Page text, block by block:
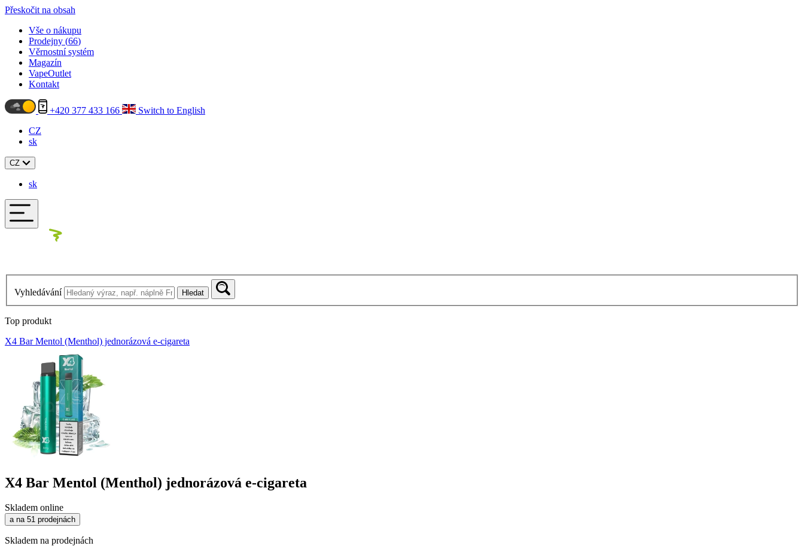
Přeskočit na obsah
Vše o nákupu
Prodejny (66)
Věrnostní systém
Magazín
VapeOutlet
Kontakt
+420 377 433 166
Switch to English
CZ
sk
CZ
sk
Vyhledávání Hledat
Top produkt
X4 Bar Mentol (Menthol) jednorázová e-cigareta
X4 Bar Mentol (Menthol) jednorázová e-cigareta
Skladem online
a na 51 prodejnách
Skladem na prodejnách